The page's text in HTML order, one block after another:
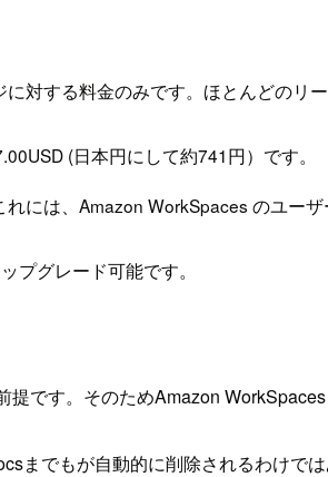
対する料金のみです。ほとんどのリ
(日本円にして約741円）です。
には、Amazon WorkSpaces のユーザ
プグレード可能です。
です。そのためAmazon
までもが自動的に削除されるわけでは